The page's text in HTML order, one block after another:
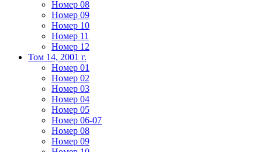
Номер 08
Номер 09
Номер 10
Номер 11
Номер 12
Том 14, 2001 г.
Номер 01
Номер 02
Номер 03
Номер 04
Номер 05
Номер 06-07
Номер 08
Номер 09